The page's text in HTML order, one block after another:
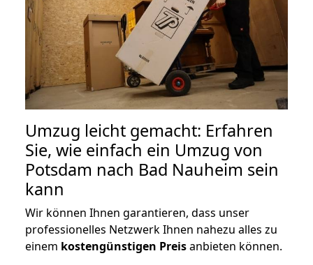
Umzug leicht gemacht: Erfahren
Sie, wie einfach ein Umzug von
Potsdam nach Bad Nauheim sein
kann
Wir können Ihnen garantieren, dass unser
professionelles Netzwerk Ihnen nahezu alles zu
einem kostengünstigen Preisanbieten können.